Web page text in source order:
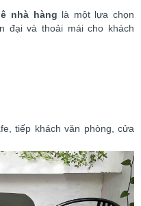
nhà hàng là một lựa chọn
đại và thoải mái cho khách
tiếp khách văn phòng, cửa